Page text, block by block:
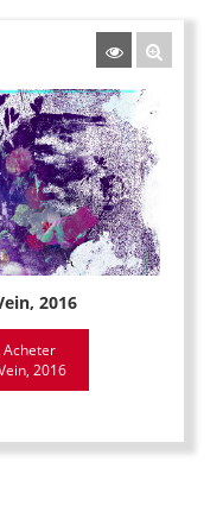
2016
Acheter
2016